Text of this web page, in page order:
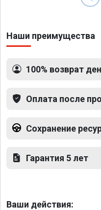
Наши преимущества
100% возврат
Оплата после
Сохранение
Гарантия 5 лет
Ваши действия: